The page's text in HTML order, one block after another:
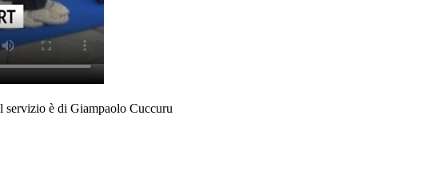
servizio è di Giampaolo Cuccuru